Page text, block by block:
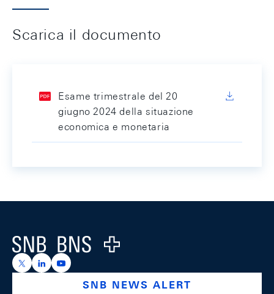
Scarica il documento
Esame trimestrale del 20
giugno 2024 della situazione
economica e monetaria
Logo
https://x.com/snb_bns
https://ch.linkedin.com/company/swiss-national-
https://www.youtube.com/@swissnationalbank
SNB NEWS ALERT